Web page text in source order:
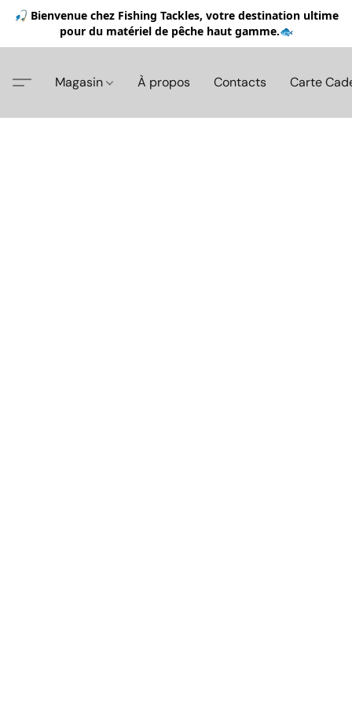
🎣 Bienvenue chez Fishing Tackles, votre destination ultime
pour du matériel de pêche haut gamme.🐟
Magasin À propos Contacts Carte